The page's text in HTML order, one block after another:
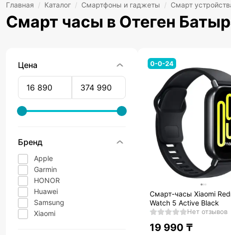
Главная / Каталог / Смартфоны и гаджеты / Смарт
Смарт часы в Отеген Батыр
Цена
Бренд
Apple
Garmin
HONOR
Huawei
Samsung
Xiaomi
0-0-24
Смарт-часы Xiaomi
Watch 5 Active Black
Нет отзывов
19 990 ₸